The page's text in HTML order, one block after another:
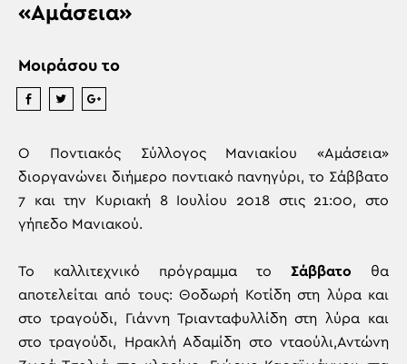
«Αμάσεια»
Μοιράσου το
Ο Ποντιακός Σύλλογος Μανιακίου «Αμάσεια»
διοργανώνει διήμερο ποντιακό πανηγύρι, το Σάββατο
7 και την Κυριακή 8 Ιουλίου 2018 στις 21:00, στο
γήπεδο Μανιακού.
Το καλλιτεχνικό πρόγραμμα το Σάββατο θα
αποτελείται από τους: Θοδωρή Κοτίδη στη λύρα και
στο τραγούδι, Γιάννη Τριανταφυλλίδη στη λύρα και
στο τραγούδι, Ηρακλή Αδαμίδη στο νταούλι,Αντώνη